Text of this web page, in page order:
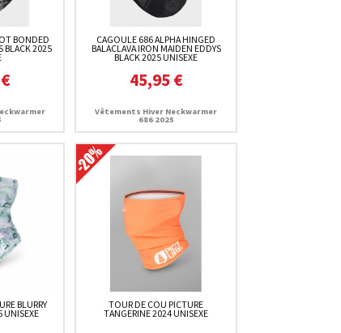
BONDED
BLACK 2025
CAGOULE 686 ALPHA HINGED
BALACLAVA IRON MAIDEN EDDYS
BLACK 2025 UNISEXE
45,95 €
Vêtements Hiver Neckwarmer
686 2025
BLURRY
UNISEXE
TOUR DE COU PICTURE
TANGERINE 2024 UNISEXE